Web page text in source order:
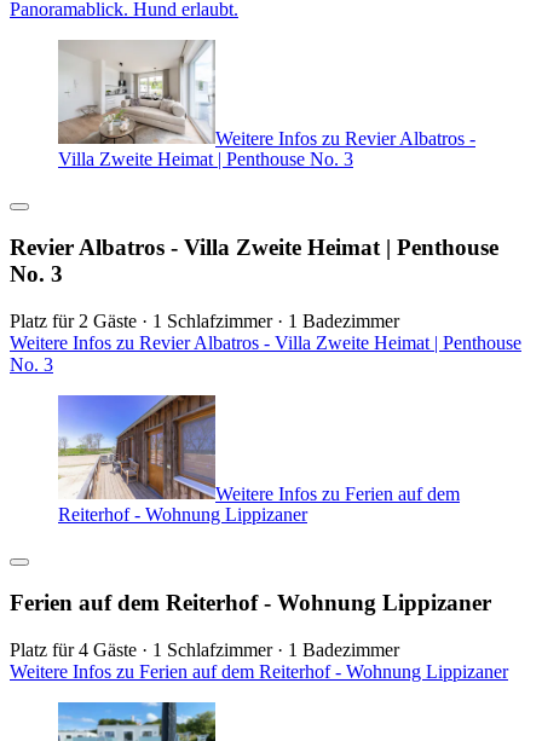
Panoramablick. Hund erlaubt.
Weitere Infos zu Revier Albatros -
Villa Zweite Heimat | Penthouse No. 3
Revier Albatros - Villa Zweite Heimat | Penthouse
No. 3
Platz für 2 Gäste · 1 Schlafzimmer · 1 Badezimmer
Weitere Infos zu Revier Albatros - Villa Zweite Heimat | Penthouse
No. 3
Weitere Infos zu Ferien auf dem
Reiterhof - Wohnung Lippizaner
Ferien auf dem Reiterhof - Wohnung Lippizaner
Platz für 4 Gäste · 1 Schlafzimmer · 1 Badezimmer
Weitere Infos zu Ferien auf dem Reiterhof - Wohnung Lippizaner